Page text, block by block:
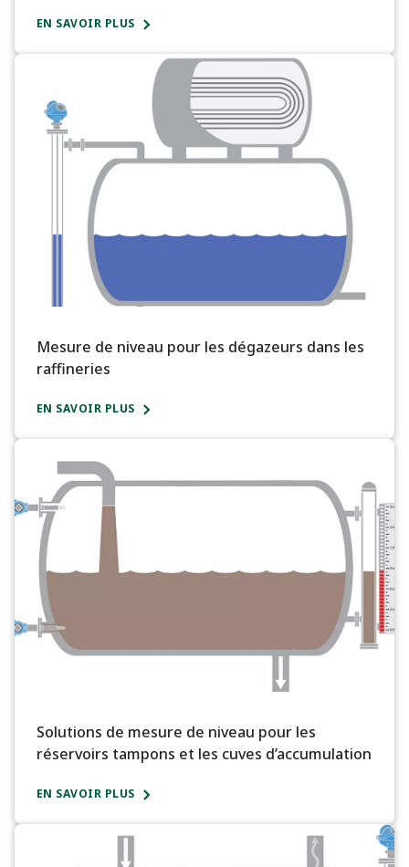
EN SAVOIR PLUS
Mesure de niveau pour les dégazeurs dans les
raffineries
EN SAVOIR PLUS
Solutions de mesure de niveau pour les
réservoirs tampons et les cuves d’accumulation
EN SAVOIR PLUS